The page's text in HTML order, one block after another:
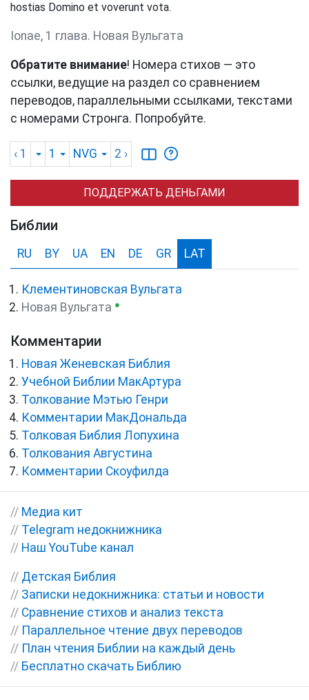
hostias Domino et voverunt vota.
Ionae, 1 глава. Новая Вульгата
Обратите внимание! Номера стихов — это
ссылки, ведущие на раздел со сравнением
переводов, параллельными ссылками, текстами
с номерами Стронга. Попробуйте.
‹ 1 1 NVG 2 ›
ПОДДЕРЖАТЬ ДЕНЬГАМИ
Библии
RU BY UA EN DE GR LAT
Клементиновская Вульгата
Новая Вульгата ●
Комментарии
Новая Женевская Библия
Учебной Библии МакАртура
Толкование Мэтью Генри
Комментарии МакДональда
Толковая Библия Лопухина
Толкования Августина
Комментарии Скоуфилда
// Медиа кит
// Telegram недокнижника
// Наш YouTube канал
// Детская Библия
// Записки недокнижника: статьи и новости
// Сравнение стихов и анализ текста
// Параллельное чтение двух переводов
// План чтения Библии на каждый день
// Бесплатно скачать Библию